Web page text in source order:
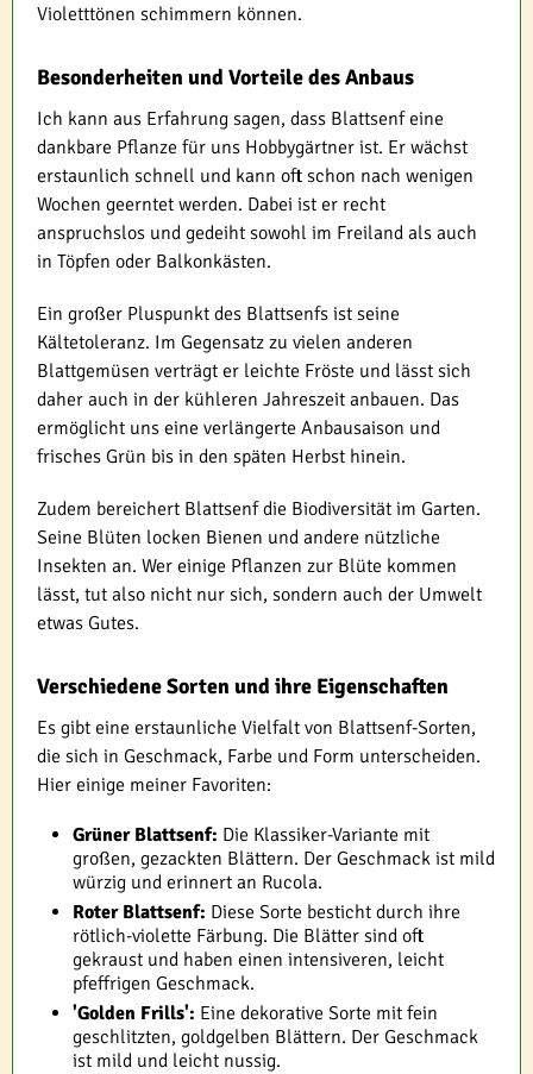
Violetttönen schimmern können.
Besonderheiten und Vorteile des Anbaus
Ich kann aus Erfahrung sagen, dass Blattsenf eine
dankbare Pflanze für uns Hobbygärtner ist. Er wächst
erstaunlich schnell und kann oft schon nach wenigen
Wochen geerntet werden. Dabei ist er recht
anspruchslos und gedeiht sowohl im Freiland als auch
in Töpfen oder Balkonkästen.
Ein großer Pluspunkt des Blattsenfs ist seine
Kältetoleranz. Im Gegensatz zu vielen anderen
Blattgemüsen verträgt er leichte Fröste und lässt sich
daher auch in der kühleren Jahreszeit anbauen. Das
ermöglicht uns eine verlängerte Anbausaison und
frisches Grün bis in den späten Herbst hinein.
Zudem bereichert Blattsenf die Biodiversität im Garten.
Seine Blüten locken Bienen und andere nützliche
Insekten an. Wer einige Pflanzen zur Blüte kommen
lässt, tut also nicht nur sich, sondern auch der Umwelt
etwas Gutes.
Verschiedene Sorten und ihre Eigenschaften
Es gibt eine erstaunliche Vielfalt von Blattsenf-Sorten,
die sich in Geschmack, Farbe und Form unterscheiden.
Hier einige meiner Favoriten:
Grüner Blattsenf: Die Klassiker-Variante mit
großen, gezackten Blättern. Der Geschmack ist mild
würzig und erinnert an Rucola.
Roter Blattsenf: Diese Sorte besticht durch ihre
rötlich-violette Färbung. Die Blätter sind oft
gekraust und haben einen intensiveren, leicht
pfeffrigen Geschmack.
'Golden Frills': Eine dekorative Sorte mit fein
geschlitzten, goldgelben Blättern. Der Geschmack
ist mild und leicht nussig.